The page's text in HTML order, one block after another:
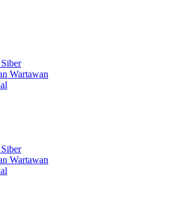
Wartawan
Wartawan